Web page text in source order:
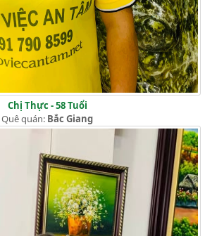
Chị Thực - 58 Tuổi
Quê quán: Bắc Giang